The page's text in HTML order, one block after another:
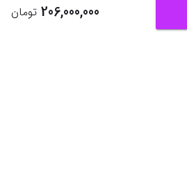
206,000,000 تومان